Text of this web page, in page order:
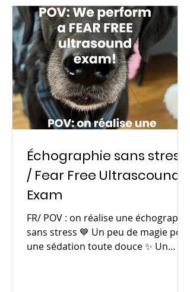
Échographie sans stress
/ Fear Free Ultrascound
Exam
FR/ POV : on réalise une échographie
sans stress 💙 Un peu de magie pour
une sédation toute douce ✨ Un